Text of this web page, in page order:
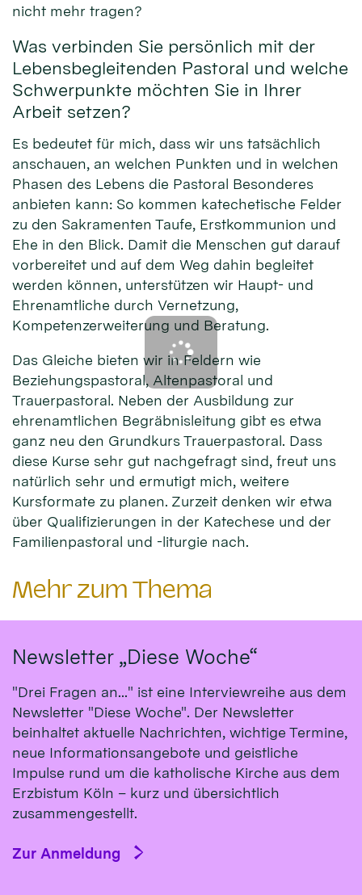
nicht mehr tragen?
Was verbinden Sie persönlich mit der
Lebensbegleitenden Pastoral und welche
Schwerpunkte möchten Sie in Ihrer
Arbeit setzen?
Es bedeutet für mich, dass wir uns tatsächlich
anschauen, an welchen Punkten und in welchen
Phasen des Lebens die Pastoral Besonderes
anbieten kann: So kommen katechetische Felder
zu den Sakramenten Taufe, Erstkommunion und
Ehe in den Blick. Damit die Menschen gut darauf
vorbereitet und auf dem Weg dahin begleitet
werden können, unterstützen wir Haupt- und
Ehrenamtliche durch Vernetzung,
Kompetenzerweiterung und Beratung.
Das Gleiche bieten wir in Feldern wie
Beziehungspastoral, Altenpastoral und
Trauerpastoral. Neben der Ausbildung zur
ehrenamtlichen Begräbnisleitung gibt es etwa
ganz neu den Grundkurs Trauerpastoral. Dass
diese Kurse sehr gut nachgefragt sind, freut uns
natürlich sehr und ermutigt mich, weitere
Kursformate zu planen. Zurzeit denken wir etwa
über Qualifizierungen in der Katechese und der
Familienpastoral und -liturgie nach.
Mehr zum Thema
Newsletter „Diese Woche“
"Drei Fragen an..." ist eine Interviewreihe aus dem
Newsletter "Diese Woche". Der Newsletter
beinhaltet aktuelle Nachrichten, wichtige Termine,
neue Informationsangebote und geistliche
Impulse rund um die katholische Kirche aus dem
Erzbistum Köln – kurz und übersichtlich
zusammengestellt.
Zur Anmeldung